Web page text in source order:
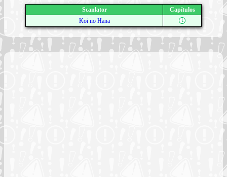
Scanlator
Capítulos
Koi no Hana